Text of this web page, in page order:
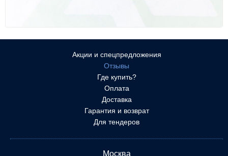
Акции и спецпредложения
Отзывы
Где купить?
Оплата
Доставка
Гарантия и возврат
Для тендеров
Москва